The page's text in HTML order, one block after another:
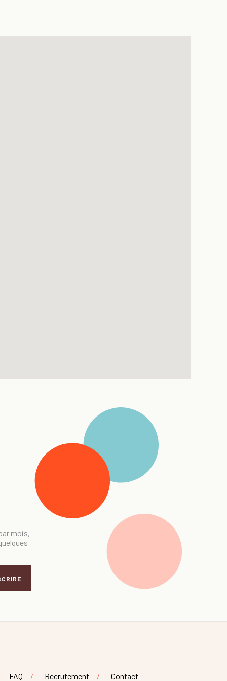
mois,
FAQ Recrutement Contact